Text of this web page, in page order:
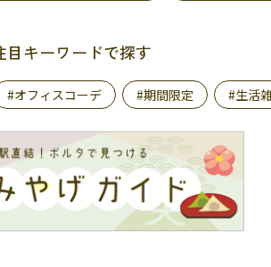
目キーワードで探す
#オフィスコーデ #期間限定 #生活